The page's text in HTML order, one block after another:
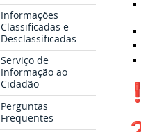
Informações
Classificadas e
Desclassificadas
Serviço de
Informação ao
Cidadão
Perguntas
Frequentes